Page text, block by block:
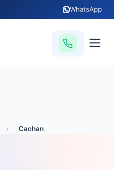
WhatsApp
› Cachan